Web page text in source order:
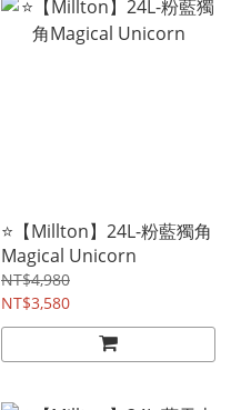
⭐【Millton】24L-粉藍獨角
Magical Unicorn
NT$4,980
NT$3,580